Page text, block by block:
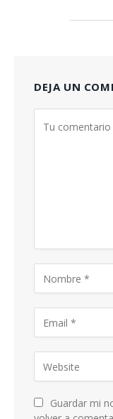
DEJA UN
Guardar mi